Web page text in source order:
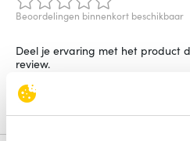
Beoordelingen binnenkort beschikbaar
Deel je ervaring met het product
review.
Schrijf een review